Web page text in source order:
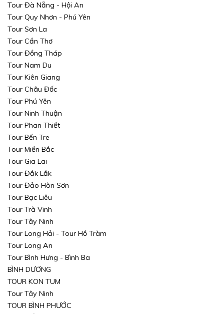
Tour Đà Nẵng - Hội An
Tour Quy Nhơn - Phú Yên
Tour Sơn La
Tour Cần Thơ
Tour Đồng Tháp
Tour Nam Du
Tour Kiên Giang
Tour Châu Đốc
Tour Phú Yên
Tour Ninh Thuận
Tour Phan Thiết
Tour Bến Tre
Tour Miền Bắc
Tour Gia Lai
Tour Đắk Lắk
Tour Đảo Hòn Sơn
Tour Bạc Liêu
Tour Trà Vinh
Tour Tây Ninh
Tour Long Hải - Tour Hồ Tràm
Tour Long An
Tour Bình Hưng - Bình Ba
BÌNH DƯƠNG
TOUR KON TUM
Tour Tây Ninh
TOUR BÌNH PHƯỚC